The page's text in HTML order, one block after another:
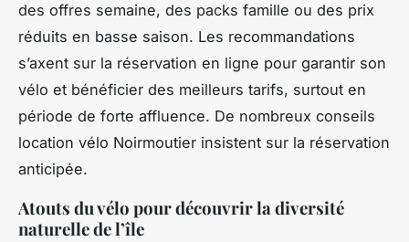
des offres semaine, des packs famille ou des prix
réduits en basse saison. Les recommandations
s’axent sur la réservation en ligne pour garantir son
vélo et bénéficier des meilleurs tarifs, surtout en
période de forte affluence. De nombreux conseils
location vélo Noirmoutier insistent sur la réservation
anticipée.
Atouts du vélo pour découvrir la diversité
naturelle de l’île